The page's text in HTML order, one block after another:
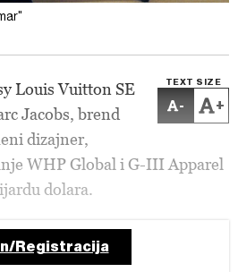
TEXT SIZE
- +
Louis Vuitton SE
Jacobs, brend
dizajner,
WHP Global i G-III Apparel
dolara.
Registracija